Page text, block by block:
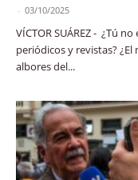
- 03/10/2025
VÍCTOR SUÁREZ - ¿Tú
periódicos y revistas?
albores del...